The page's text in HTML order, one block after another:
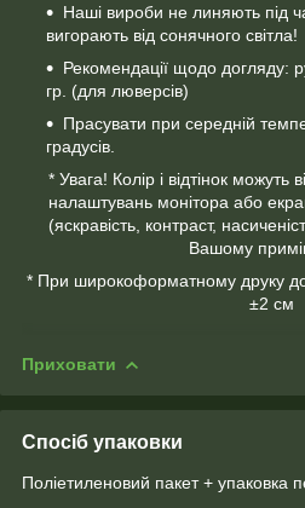
Наші вироби не линяють під
вигорають від сонячного світла!
Рекомендації щодо догляду:
гр. (для люверсів)
Прасувати при середній
градусів.
* Увага! Колір і відтінок можуть
налаштувань монітора або
(яскравість, контраст,
Вашому
* При широкоформатному друку
±2 см
Приховати
Спосіб упаковки
Поліетиленовий пакет + упаковка